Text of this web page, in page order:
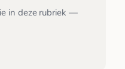
in deze rubriek —